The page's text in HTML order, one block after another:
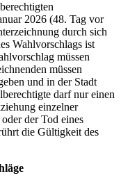
2026 (48. Tag vor
durch sich
Wahlvorschlags ist
müssen
müssen
und in der Stadt
darf nur einen
einzelner
der Tod eines
die Gültigkeit des